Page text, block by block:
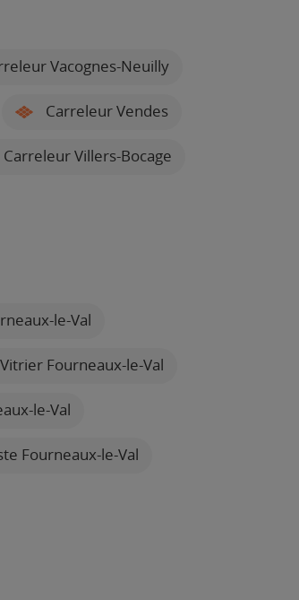
Vacognes-Neuilly
Carreleur Vendes
Carreleur Villers-Bocage
le-Val
Fourneaux-le-Val
le-Val
Fourneaux-le-Val